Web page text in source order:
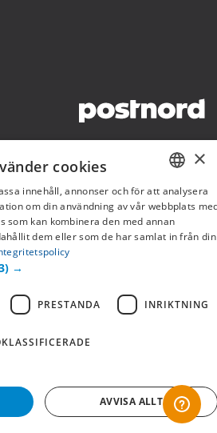
SWEDISH
FI
×
cookies
innehåll, annonser och för att analysera
om din användning av vår webbplats
som kan kombinera den med annan
dem eller som de har samlat in från din
→
PRESTANDA INRIKTNING
AVVISA ALLT